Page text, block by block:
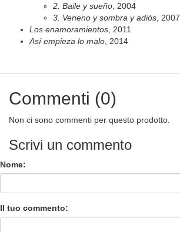
2. Baile y sueño, 2004
3. Veneno y sombra y adiós, 2007
Los enamoramientos, 2011
Así empieza lo malo, 2014
Commenti (0)
Non ci sono commenti per questo prodotto.
Scrivi un commento
Nome:
Il tuo commento: